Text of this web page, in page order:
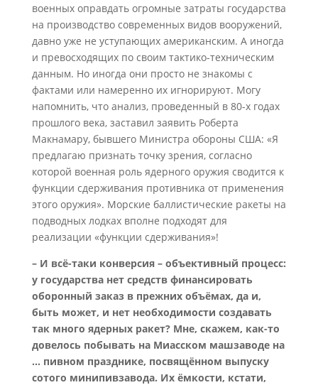
военных оправдать огромные затраты государства
на производство современных видов вооружений,
давно уже не уступающих американским. А иногда
и превосходящих по своим тактико-техническим
данным. Но иногда они просто не знакомы с
фактами или намеренно их игнорируют. Могу
напомнить, что анализ, проведенный в 80-х годах
прошлого века, заставил заявить Роберта
Макнамару, бывшего Министра обороны США: «Я
предлагаю признать точку зрения, согласно
которой военная роль ядерного оружия сводится к
функции сдерживания противника от применения
этого оружия». Морские баллистические ракеты на
подводных лодках вполне подходят для
реализации «функции сдерживания»!
– И всё-таки конверсия – объективный процесс:
у государства нет средств финансировать
оборонный заказ в прежних объёмах, да и,
быть может, и нет необходимости создавать
так много ядерных ракет? Мне, скажем, как-то
довелось побывать на Миасском машзаводе на
... пивном празднике, посвящённом выпуску
сотого минипивзавода. Их ёмкости, кстати,